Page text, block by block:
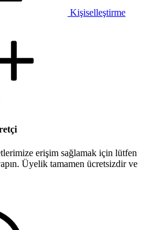
Kişiselleştirme
erişim sağlamak için lütfen
Üyelik tamamen ücretsizdir ve